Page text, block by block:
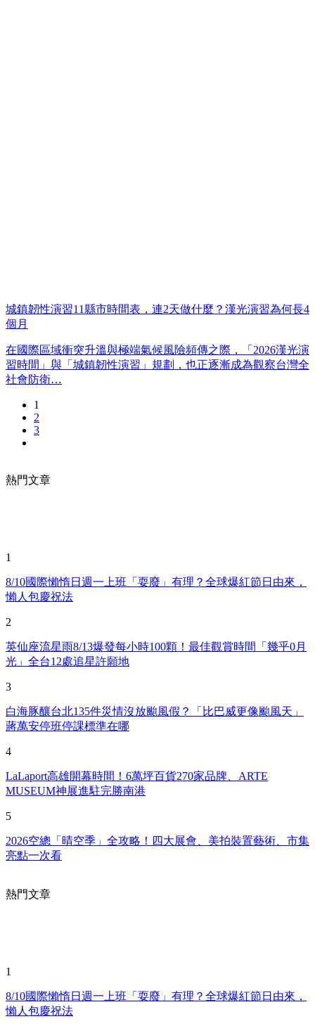
城鎮韌性演習11縣市時間表，連2天做什麼？漢光演習為何長4
個月
在國際區域衝突升溫與極端氣候風險頻傳之際，「2026漢光演
習時間」與「城鎮韌性演習」規劃，也正逐漸成為觀察台灣全
社會防衛…
1
2
3
熱門文章
1
8/10國際懶惰日週一上班「耍廢」有理？全球爆紅節日由來，
懶人包慶祝法
2
英仙座流星雨8/13爆發每小時100顆！最佳觀賞時間「幾乎0月
光」全台12處追星許願地
3
白海豚釀台北135件災情沒放颱風假？「比巴威更像颱風天」
蔣萬安停班停課標準在哪
4
LaLaport高雄開幕時間！6萬坪百貨270家品牌、ARTE
MUSEUM神展進駐完勝南港
5
2026空總「晴空季」全攻略！四大展會、美拍裝置藝術、市集
亮點一次看
熱門文章
1
8/10國際懶惰日週一上班「耍廢」有理？全球爆紅節日由來，
懶人包慶祝法